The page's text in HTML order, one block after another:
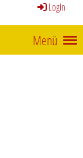
Login
Menü